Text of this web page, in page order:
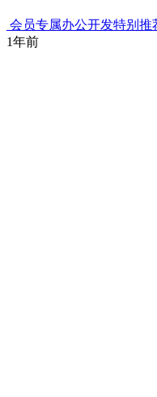
会员专属办公开发特别推
1年前